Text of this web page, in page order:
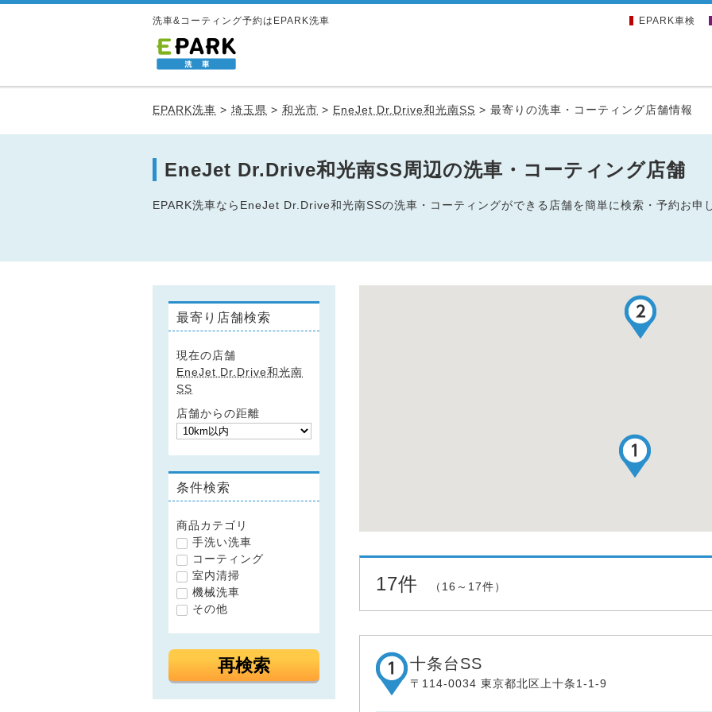
洗車&コーティング予約はEPARK洗車 EPARK車検
EPARK洗車 > 埼玉県 > 和光市 > EneJet Dr.Drive和光南SS > 最寄りの洗車・コーティング店舗情報
EneJet Dr.Drive和光南SS周辺の洗車・コーティング店舗
EPARK洗車ならEneJet Dr.Drive和光南SSの洗車・コーティングができる店舗を簡単に検索・予約お申
最寄り店舗検索
現在の店舗
EneJet Dr.Drive和光南
SS
店舗からの距離
条件検索
商品カテゴリ
手洗い洗車
コーティング
室内清掃
機械洗車
その他
再検索
17件 （16～17件）
十条台SS
〒114-0034 東京都北区上十条1-1-9